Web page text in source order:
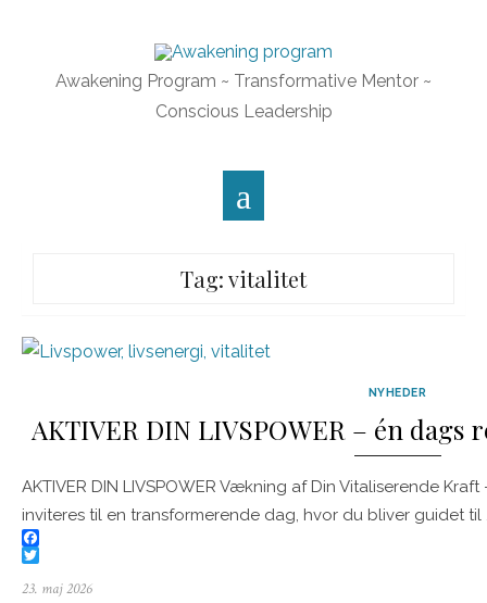
contentAwakening Program ~ Transformative Mentor ~
Conscious Leadership
Tag: vitalitet
NYHEDER
AKTIVER DIN LIVSPOWER – én dags
AKTIVER DIN LIVSPOWER Vækning af Din Vitaliserende
inviteres til en transformerende dag, hvor du bliver guidet til
F
c
w
Posted
23. maj 2026